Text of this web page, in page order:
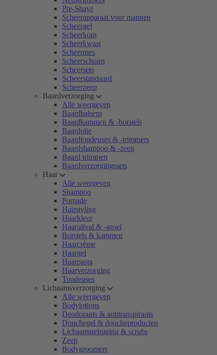
Pre-Shave
Scheerapparaat voor mannen
Scheergel
Scheerkom
Scheerkwast
Scheermes
Scheerschuim
Scheersets
Scheerstandaard
Scheerzeep
Baardverzorging
Alle weergeven
Baardbalsem
Baardkammen & -borstels
Baardolie
Baardtondeuses & -trimmers
Baardshampoo & -zeep
Baard trimmen
Baardverzorgingssets
Haar
Alle weergeven
Shampoo
Pomade
Hairstyling
Haarkleur
Haaruitval & -groei
Borstels & kammen
Haarcrème
Haargel
Haarpasta
Haarverzorging
Tondeuses
Lichaamsverzorging
Alle weergeven
Bodylotions
Deodorants & antitranspirants
Douchegel & doucheproducten
Lichaamsreiniging & scrubs
Zeep
Bodygroomers